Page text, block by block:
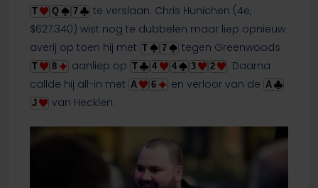
T
Q 7
te verslaan. Chris Hunichen (4e,
$627.340) wist nog te dubbelen maar liep opnieuw
averij op toen hij met T 7 tegen Greenwoods
T 8 aanliep op T 4 4 3 2
. Daarna
callde hij all-in met A 6 en verloor van de A
J
van Hecklen.